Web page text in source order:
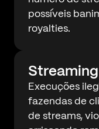
possíveis
royalties.
Execuções
fazendas de
de streams,